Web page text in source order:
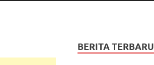
BERITA TERBARU